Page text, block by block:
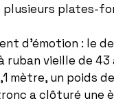
plates-
d’émotion : le
ruban vieille de 43
mètre, un poids
a clôturé une